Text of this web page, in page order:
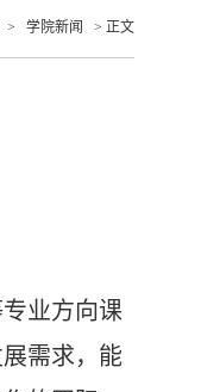
> 学院新闻 > 正文
业方向课
需求，能